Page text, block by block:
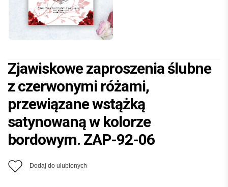
Zjawiskowe zaproszenia ślubne
z czerwonymi różami,
przewiązane wstążką
satynowaną w kolorze
bordowym. ZAP-92-06
Dodaj do ulubionych